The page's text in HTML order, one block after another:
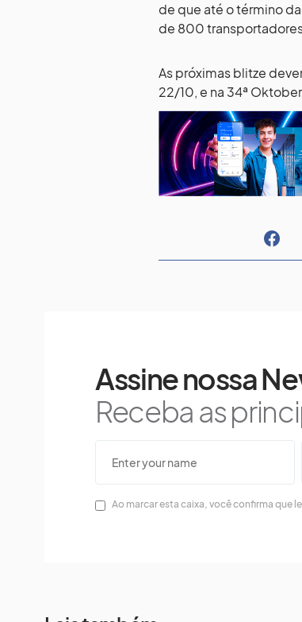
de que até o término
de 800
As próximas blitze
22/10, e na 34ª
Assine nossa
Receba as
Ao marcar esta caixa, você confirma que